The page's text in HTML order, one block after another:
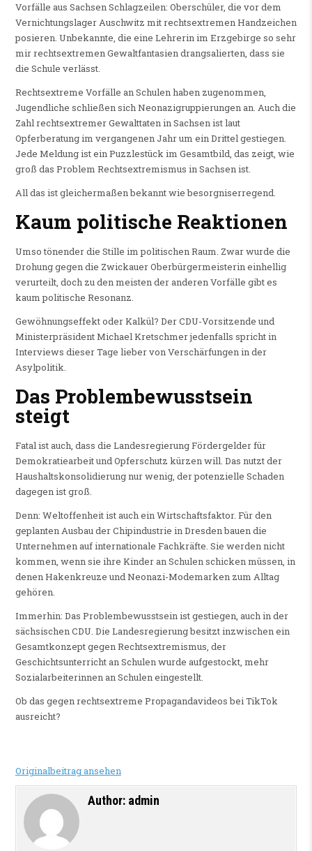
Vorfälle aus Sachsen Schlagzeilen: Oberschüler, die vor dem
Vernichtungslager Auschwitz mit rechtsextremen Handzeichen
posieren. Unbekannte, die eine Lehrerin im Erzgebirge so sehr
mir rechtsextremen Gewaltfantasien drangsalierten, dass sie
die Schule verlässt.
Rechtsextreme Vorfälle an Schulen haben zugenommen,
Jugendliche schließen sich Neonazigruppierungen an. Auch die
Zahl rechtsextremer Gewalttaten in Sachsen ist laut
Opferberatung im vergangenen Jahr um ein Drittel gestiegen.
Jede Meldung ist ein Puzzlestück im Gesamtbild, das zeigt, wie
groß das Problem Rechtsextremismus in Sachsen ist.
All das ist gleichermaßen bekannt wie besorgniserregend.
Kaum politische Reaktionen
Umso tönender die Stille im politischen Raum. Zwar wurde die
Drohung gegen die Zwickauer Oberbürgermeisterin einhellig
verurteilt, doch zu den meisten der anderen Vorfälle gibt es
kaum politische Resonanz.
Gewöhnungseffekt oder Kalkül? Der CDU-Vorsitzende und
Ministerpräsident Michael Kretschmer jedenfalls spricht in
Interviews dieser Tage lieber von Verschärfungen in der
Asylpolitik.
Das Problembewusstsein
steigt
Fatal ist auch, dass die Landesregierung Fördergelder für
Demokratiearbeit und Opferschutz kürzen will. Das nutzt der
Haushaltskonsolidierung nur wenig, der potenzielle Schaden
dagegen ist groß.
Denn: Weltoffenheit ist auch ein Wirtschaftsfaktor. Für den
geplanten Ausbau der Chipindustrie in Dresden bauen die
Unternehmen auf internationale Fachkräfte. Sie werden nicht
kommen, wenn sie ihre Kinder an Schulen schicken müssen, in
denen Hakenkreuze und Neonazi-Modemarken zum Alltag
gehören.
Immerhin: Das Problembewusstsein ist gestiegen, auch in der
sächsischen CDU. Die Landesregierung besitzt inzwischen ein
Gesamtkonzept gegen Rechtsextremismus, der
Geschichtsunterricht an Schulen wurde aufgestockt, mehr
Sozialarbeiterinnen an Schulen eingestellt.
Ob das gegen rechtsextreme Propagandavideos bei TikTok
ausreicht?
Originalbeitrag ansehen
Author: admin